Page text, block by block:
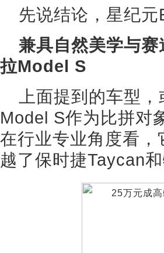
先说结论，星纪
兼具自然美学与
拉Model S
上面提到的车型
Model S作为比拼对
在行业专业角度看
越了保时捷Taycan